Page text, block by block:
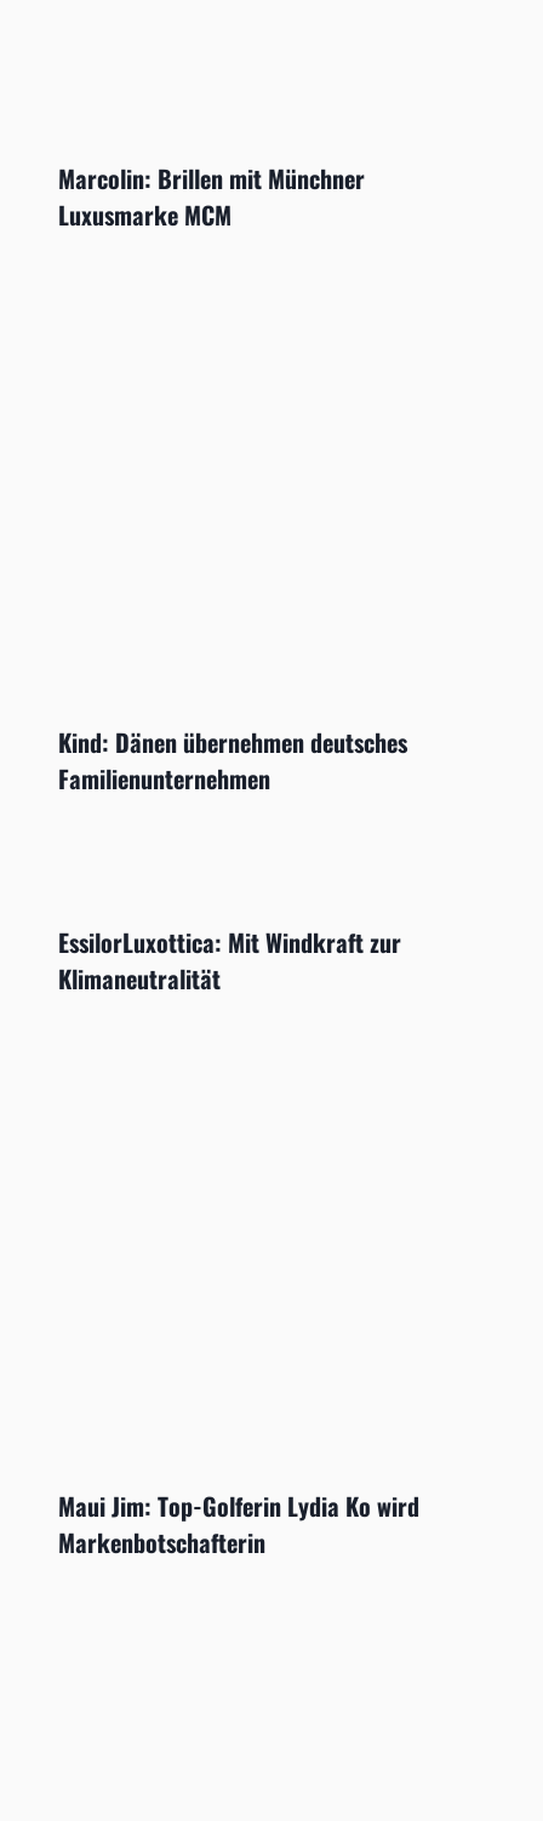
Marcolin: Brillen mit Münchner
Luxusmarke MCM
Kind: Dänen übernehmen deutsches
Familienunternehmen
EssilorLuxottica: Mit Windkraft zur
Klimaneutralität
Maui Jim: Top-Golferin Lydia Ko wird
Markenbotschafterin